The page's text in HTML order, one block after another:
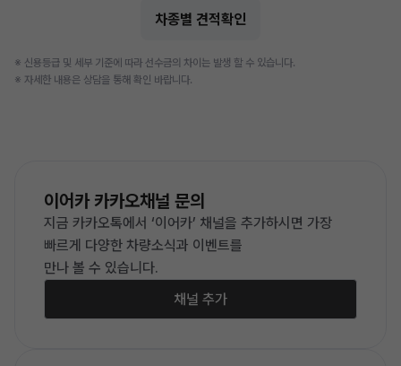
차종별 견적확인
※ 신용등급 및 세부 기준에 따라 선수금의 차이는 발생 할 수 있습니다.
※ 자세한 내용은 상담을 통해 확인 바랍니다.
이어카 카카오채널 문의
지금 카카오톡에서 ‘이어카’ 채널을 추가하시면 가장
빠르게 다양한 차량소식과 이벤트를
만나 볼 수 있습니다.
채널 추가